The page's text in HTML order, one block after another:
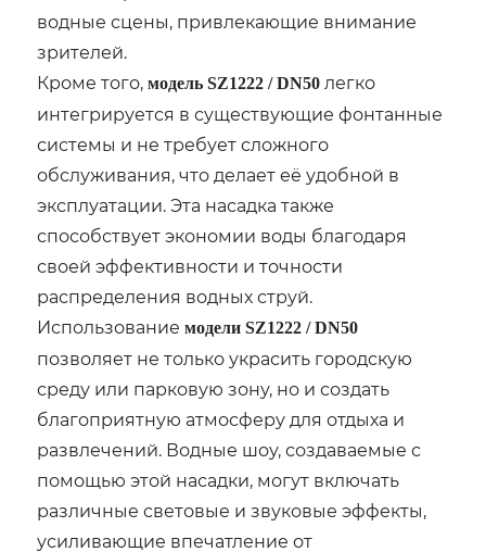
водные сцены, привлекающие внимание
зрителей.
Кроме того,модель SZ1222 / DN50 легко
интегрируется в существующие фонтанные
системы и не требует сложного
обслуживания, что делает её удобной в
эксплуатации. Эта насадка также
способствует экономии воды благодаря
своей эффективности и точности
распределения водных струй.
Использованиемодели SZ1222 / DN50
позволяет не только украсить городскую
среду или парковую зону, но и создать
благоприятную атмосферу для отдыха и
развлечений. Водные шоу, создаваемые с
помощью этой насадки, могут включать
различные световые и звуковые эффекты,
усиливающие впечатление от